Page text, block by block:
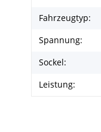
Fahrzeugtyp:
Spannung:
Sockel:
Leistung: